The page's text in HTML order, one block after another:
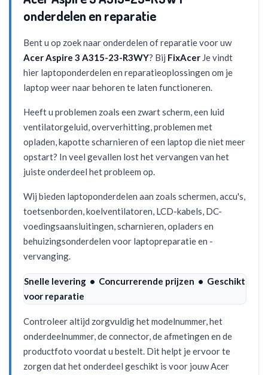
onderdelen en reparatie
Bent u op zoek naar onderdelen of reparatie voor uw
Acer Aspire 3 A315-23-R3WY? Bij FixAcer Je vindt
hier laptoponderdelen en reparatieoplossingen om je
laptop weer naar behoren te laten functioneren.
Heeft u problemen zoals een zwart scherm, een luid
ventilatorgeluid, oververhitting, problemen met
opladen, kapotte scharnieren of een laptop die niet meer
opstart? In veel gevallen lost het vervangen van het
juiste onderdeel het probleem op.
Wij bieden laptoponderdelen aan zoals schermen, accu's,
toetsenborden, koelventilatoren, LCD-kabels, DC-
voedingsaansluitingen, scharnieren, opladers en
behuizingsonderdelen voor laptopreparatie en -
vervanging.
Snelle levering • Concurrerende prijzen • Geschikt
voor reparatie
Controleer altijd zorgvuldig het modelnummer, het
onderdeelnummer, de connector, de afmetingen en de
productfoto voordat u bestelt. Dit helpt je ervoor te
zorgen dat het onderdeel geschikt is voor jouw Acer